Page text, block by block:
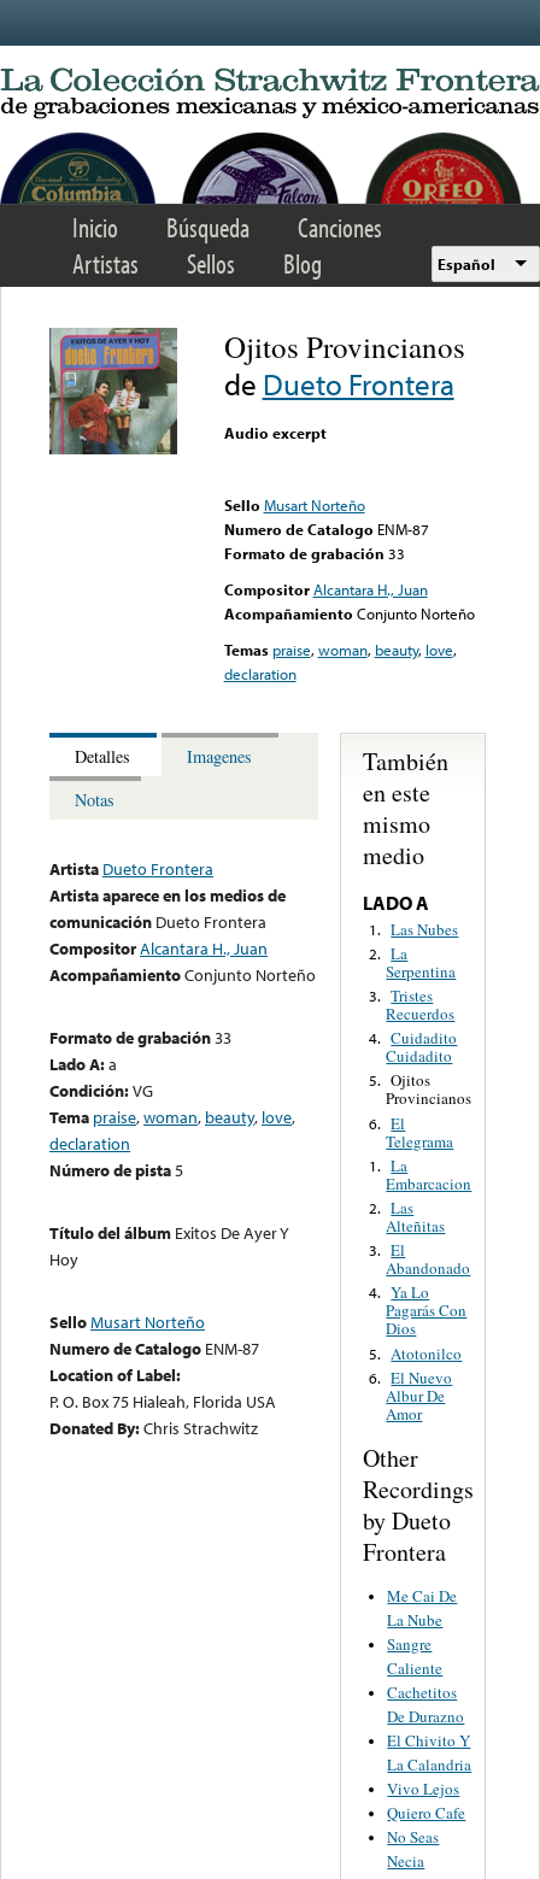
Inicio Búsqueda
Canciones
Artistas
Sellos Blog Español
Ojitos Provincianos
de Dueto Frontera
Audio excerpt
Sello Musart Norteño
Numero de Catalogo ENM-87
Formato de grabación 33
Compositor Alcantara H., Juan
Acompañamiento Conjunto Norteño
Temas praise,woman, beauty, love,
declaration
Detalles
Imagenes
Notas
Artista Dueto Frontera
Artista aparece en los medios de
comunicación Dueto Frontera
CompositorAlcantara H., Juan
AcompañamientoConjunto Norteño
Formato de grabación33
Lado A:a
Condición:VG
Tema praise,woman, beauty, love,
declaration
Número de pista5
Título del álbum Exitos De Ayer Y
Hoy
SelloMusart Norteño
Numero de Catalogo ENM-87
Location of Label:
P. O. Box 75 Hialeah, Florida USA
Donated By:Chris Strachwitz
También
en este
mismo
medio
LADO A
1. Las Nubes
2. La
Serpentina
3. Tristes
Recuerdos
4. Cuidadito
Cuidadito
5. Ojitos
Provincianos
6. El
Telegrama
1. La
Embarcacion
2. Las
Alteñitas
3. El
Abandonado
4. Ya Lo
Pagarás Con
Dios
5. Atotonilco
6. El Nuevo
Albur De
Amor
Other
Recordings
by Dueto
Frontera
Me Cai De
La Nube
Sangre
Caliente
Cachetitos
De Durazno
El Chivito Y
La Calandria
Vivo Lejos
Quiero Cafe
No Seas
Necia